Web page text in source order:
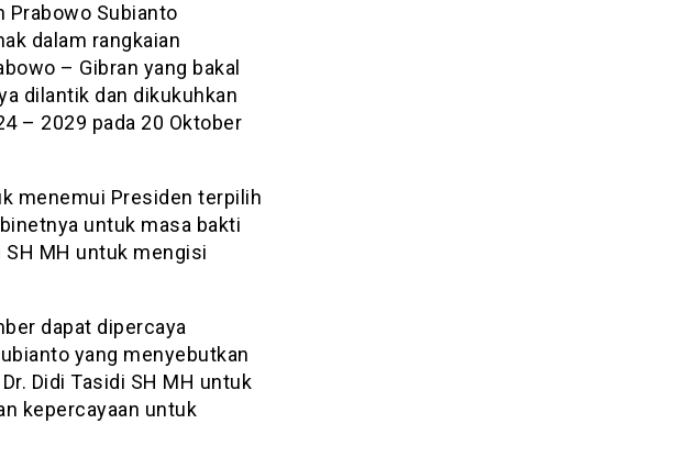
Prabowo Subianto
dalam rangkaian
– Gibran yang bakal
dilantik dan dikukuhkan
– 2029 pada 20 Oktober
menemui Presiden terpilih
untuk masa bakti
SH MH untuk mengisi
dapat dipercaya
yang menyebutkan
Didi Tasidi SH MH untuk
kepercayaan untuk